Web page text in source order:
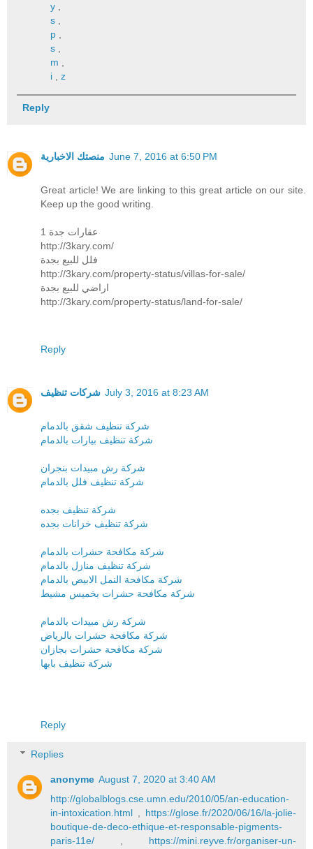
y
s
p
s
m
i ,z
Reply
منصتك الاخبارية June 7, 2016 at 6:50 PM
Great article! We are linking to this great article on our site.
Keep up the good writing.
1 عقارات جدة
http://3kary.com/
فلل للبيع بجدة
http://3kary.com/property-status/villas-for-sale/
اراضي للبيع بجدة
http://3kary.com/property-status/land-for-sale/
Reply
شركات تنظيف July 3, 2016 at 8:23 AM
شركة تنظيف شقق بالدمام
شركة تنظيف بيارات بالدمام
شركة رش مبيدات بنجران
شركة تنظيف فلل بالدمام
شركة تنظيف بجده
شركة تنظيف خزانات بجده
شركة مكافحة حشرات بالدمام
شركة تنظيف منازل بالدمام
شركة مكافحة النمل الابيض بالدمام
شركة مكافحة حشرات بخميس مشيط
شركة رش مبيدات بالدمام
شركة مكافحة حشرات بالرياض
شركة مكافحة حشرات بجازان
شركة تنظيف بابها
Reply
Replies
anonyme August 7, 2020 at 3:40 AM
http://globalblogs.cse.umn.edu/2010/05/an-education-
in-intoxication.html
https://glose.fr/2020/06/16/la-jolie-
boutique-de-deco-ethique-et-responsable-pigments-
paris-11e/
https://mini.reyve.fr/organiser-un-